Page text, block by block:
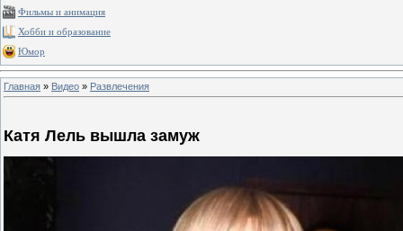
Фильмы и анимация
Хобби и образование
Юмор
Главная » Видео » Развлечения
Катя Лель вышла замуж